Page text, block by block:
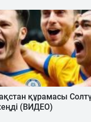
құрамасы
(ВИДЕО)